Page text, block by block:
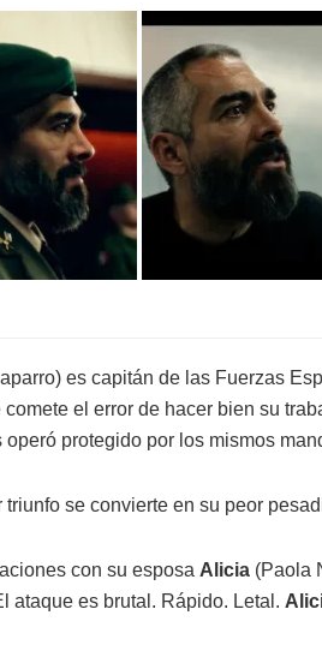
es capitán de las Fuerzas
el error de hacer bien su
protegido por los mismos
triunfo se convierte en su peor
con su esposa Alicia (Paola
ataque es brutal. Rápido. Letal.